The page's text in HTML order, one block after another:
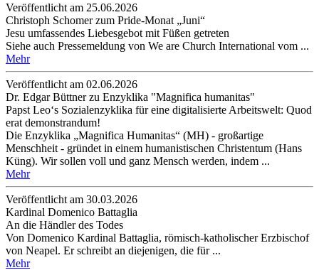
Veröffentlicht am 25­.06.2026
Christoph Schomer zum Pride-Monat „Juni“
Jesu umfassendes Liebesgebot mit Füßen getreten
Siehe auch Pressemeldung von We are Church International vom ...
Mehr
Veröffentlicht am 02­.06.2026
Dr. Edgar Büttner zu Enzyklika "Magnifica humanitas"
Papst Leo‘s Sozialenzyklika für eine digitalisierte Arbeitswelt: Quod
erat demonstrandum!
Die Enzyklika „Magnifica Humanitas“ (MH) - großartige
Menschheit - gründet in einem humanistischen Christentum (Hans
Küng). Wir sollen voll und ganz Mensch werden, indem ...
Mehr
Veröffentlicht am 30­.03.2026
Kardinal Domenico Battaglia
An die Händler des Todes
Von Domenico Kardinal Battaglia, römisch-katholischer Erzbischof
von Neapel. Er schreibt an diejenigen, die für ...
Mehr